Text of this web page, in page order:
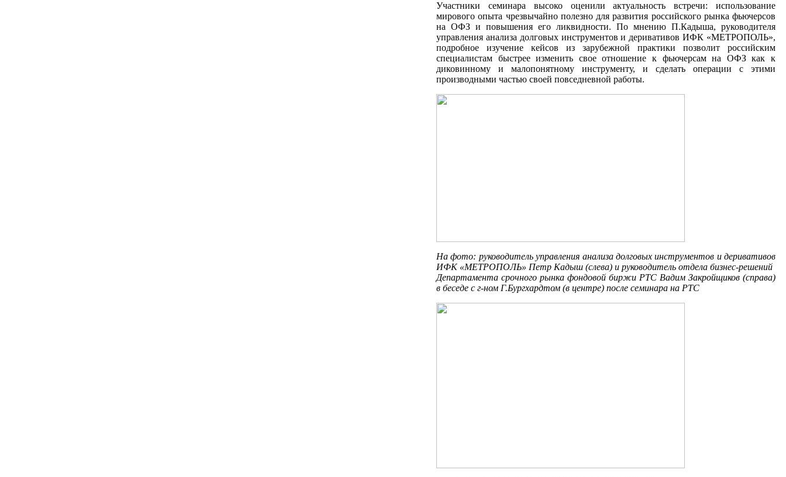
Участники семинара высоко оценили актуальность встречи: использование
мирового опыта чрезвычайно полезно для развития российского рынка фьючерсов
на ОФЗ и повышения его ликвидности. По мнению П.Кадыша, руководителя
управления анализа долговых инструментов и деривативов ИФК «МЕТРОПОЛЬ»,
подробное изучение кейсов из зарубежной практики позволит российским
специалистам быстрее изменить свое отношение к фьючерсам на ОФЗ как к
диковинному и малопонятному инструменту, и сделать операции с этими
производными частью своей повседневной работы.
На фото: руководитель управления анализа долговых инструментов и деривативов
ИФК «МЕТРОПОЛЬ» Петр Кадыш (слева) и руководитель отдела бизнес-решений
Департамента срочного рынка фондовой биржи РТС Вадим Закройщиков (справа)
в беседе с г-ном Г.Бургхардтом (в центре) после семинара на РТС